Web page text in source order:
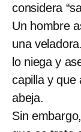
considera
Un hombre
una
lo niega y
capilla y que
abeja.
Sin